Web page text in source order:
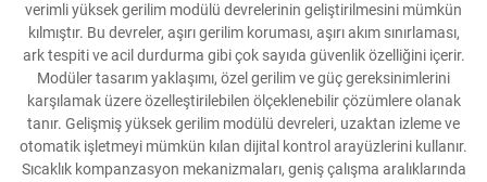
verimli yüksek gerilim modülü devrelerinin geliştirilmesini mümkün
kılmıştır. Bu devreler, aşırı gerilim koruması, aşırı akım sınırlaması,
ark tespiti ve acil durdurma gibi çok sayıda güvenlik özelliğini içerir.
Modüler tasarım yaklaşımı, özel gerilim ve güç gereksinimlerini
karşılamak üzere özelleştirilebilen ölçeklenebilir çözümlere olanak
tanır. Gelişmiş yüksek gerilim modülü devreleri, uzaktan izleme ve
otomatik işletmeyi mümkün kılan dijital kontrol arayüzlerini kullanır.
Sıcaklık kompanzasyon mekanizmaları, geniş çalışma aralıklarında